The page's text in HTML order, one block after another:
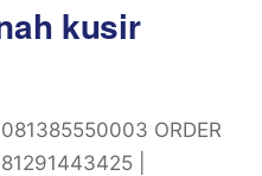
kusir
ORDER
|